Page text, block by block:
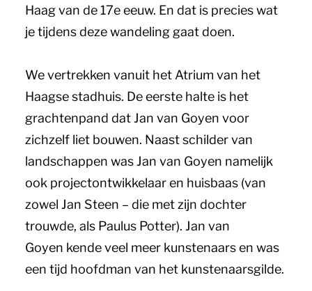
Haag van de 17eeeuw. En dat is precies wat
je tijdens deze wandeling gaat doen.
We vertrekken vanuit het Atrium van het
Haagse stadhuis. De eerste halte is het
grachtenpand dat Jan van Goyen voor
zichzelf liet bouwen. Naast schilder van
landschappen was Jan van Goyen namelijk
ook projectontwikkelaar en huisbaas (van
zowel Jan Steen – die met zijn dochter
trouwde, als Paulus Potter). Jan van
Goyen kende veel meer kunstenaars en was
een tijd hoofdman van het kunstenaarsgilde.